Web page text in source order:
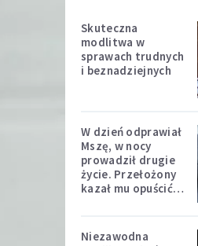
Skuteczna
modlitwa w
sprawach trudnych
i beznadziejnych
W dzień odprawiał
Mszę, w nocy
prowadził drugie
życie. Przełożony
kazał mu opuścić
Niezawodna